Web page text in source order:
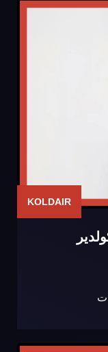
KOLDAIR